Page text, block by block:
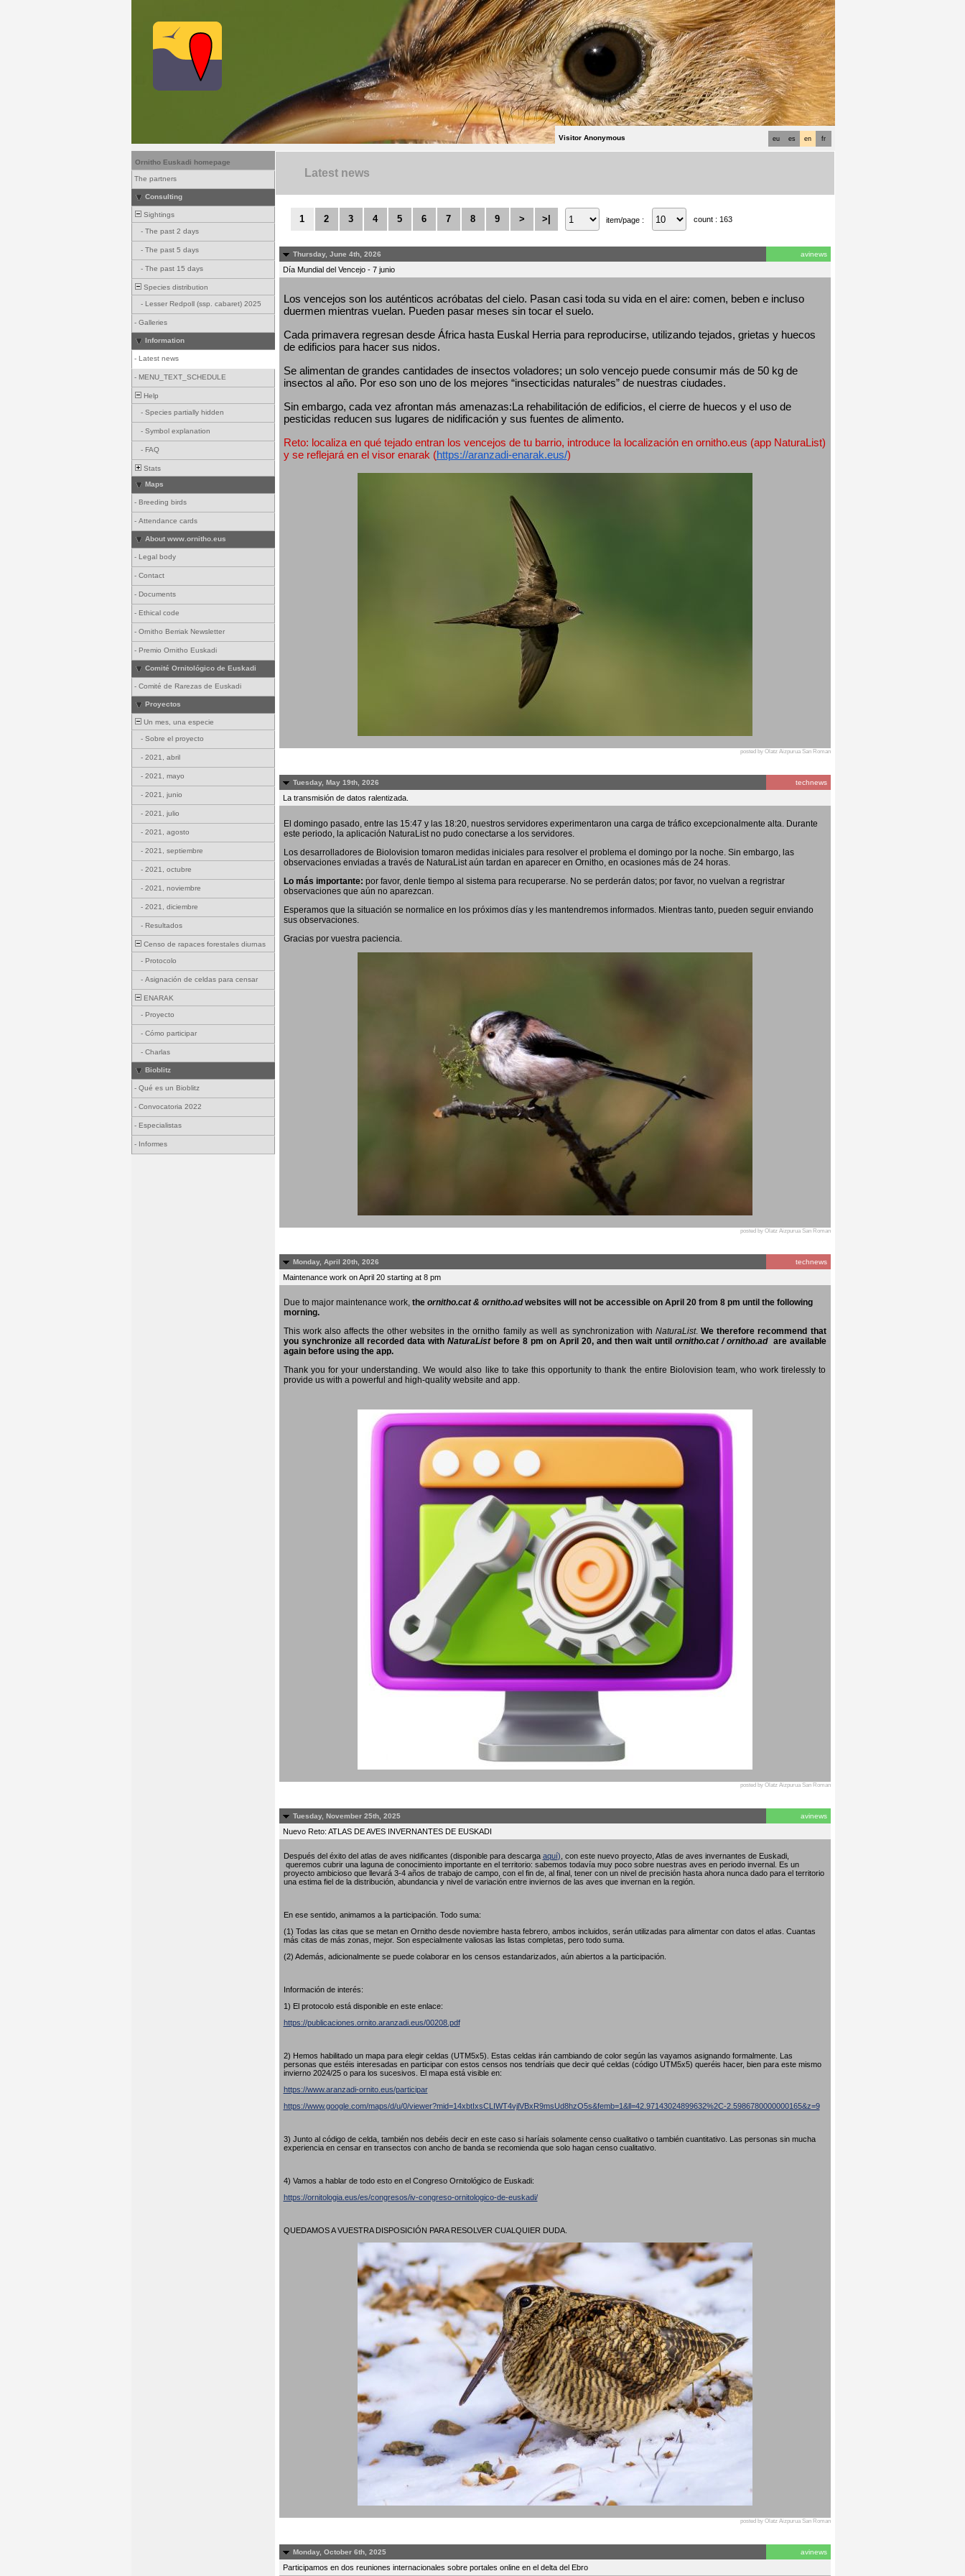
fr
en
es
eu
Visitor Anonymous
Ornitho Euskadi homepage
The partners
Consulting
Sightings
- The past 2 days
- The past 5 days
- The past 15 days
Species distribution
- Lesser Redpoll (ssp. cabaret) 2025
- Galleries
Information
- Latest news
- MENU_TEXT_SCHEDULE
Help
- Species partially hidden
- Symbol explanation
- FAQ
Stats
Maps
- Breeding birds
- Attendance cards
About www.ornitho.eus
- Legal body
- Contact
- Documents
- Ethical code
- Ornitho Berriak Newsletter
- Premio Ornitho Euskadi
Comité Ornitológico de Euskadi
- Comité de Rarezas de Euskadi
Proyectos
Un mes, una especie
- Sobre el proyecto
- 2021, abril
- 2021, mayo
- 2021, junio
- 2021, julio
- 2021, agosto
- 2021, septiembre
- 2021, octubre
- 2021, noviembre
- 2021, diciembre
- Resultados
Censo de rapaces forestales diurnas
- Protocolo
- Asignación de celdas para censar
ENARAK
- Proyecto
- Cómo participar
- Charlas
Bioblitz
- Qué es un Bioblitz
- Convocatoria 2022
- Especialistas
- Informes
Latest news
1 2 3 4 5 6 7 8 9 > >| item/page : count : 163
Thursday, June 4th, 2026 avinews
Día Mundial del Vencejo - 7 junio
Los vencejos son los auténticos acróbatas del cielo. Pasan casi toda su vida en el aire: comen, beben e incluso
duermen mientras vuelan. Pueden pasar meses sin tocar el suelo.
Cada primavera regresan desde África hasta Euskal Herria para reproducirse, utilizando tejados, grietas y huecos
de edificios para hacer sus nidos.
Se alimentan de grandes cantidades de insectos voladores; un solo vencejo puede consumir más de 50 kg de
insectos al año. Por eso son uno de los mejores “insecticidas naturales” de nuestras ciudades.
Sin embargo, cada vez afrontan más amenazas:La rehabilitación de edificios, el cierre de huecos y el uso de
pesticidas reducen sus lugares de nidificación y sus fuentes de alimento.
Reto: localiza en qué tejado entran los vencejos de tu barrio, introduce la localización en ornitho.eus (app NaturaList)
y se reflejará en el visor enarak (https://aranzadi-enarak.eus/)
posted by Olatz Aizpurua San Roman
Tuesday, May 19th, 2026 technews
La transmisión de datos ralentizada.
El domingo pasado, entre las 15:47 y las 18:20, nuestros servidores experimentaron una carga de tráfico excepcionalmente alta. Durante
este periodo, la aplicación NaturaList no pudo conectarse a los servidores.
Los desarrolladores de Biolovision tomaron medidas iniciales para resolver el problema el domingo por la noche. Sin embargo, las
observaciones enviadas a través de NaturaList aún tardan en aparecer en Ornitho, en ocasiones más de 24 horas.
Lo más importante: por favor, denle tiempo al sistema para recuperarse. No se perderán datos; por favor, no vuelvan a regristrar
observaciones que aún no aparezcan.
Esperamos que la situación se normalice en los próximos días y les mantendremos informados. Mientras tanto, pueden seguir enviando
sus observaciones.
Gracias por vuestra paciencia.
posted by Olatz Aizpurua San Roman
Monday, April 20th, 2026 technews
Maintenance work on April 20 starting at 8 pm
Due to major maintenance work, the ornitho.cat & ornitho.adwebsites will not be accessible on April 20 from 8 pm until the following
morning.
This work also affects the other websites in the ornitho family as well as synchronization withNaturaList.We therefore recommend that
you synchronize all recorded data with NaturaList before 8 pm on April 20, and then wait until ornitho.cat / ornitho.ad are available
again before using the app.
Thank you for your understanding. We would also like to take this opportunity to thank the entire Biolovision team, who work tirelessly to
provide us with a powerful and high-quality website and app.
posted by Olatz Aizpurua San Roman
Tuesday, November 25th, 2025 avinews
Nuevo Reto: ATLAS DE AVES INVERNANTES DE EUSKADI
Después del éxito del atlas de aves nidificantes (disponible para descarga aquí) , con este nuevo proyecto, Atlas de aves invernantes de Euskadi,
queremos cubrir una laguna de conocimiento importante en el territorio: sabemos todavía muy poco sobre nuestras aves en periodo invernal. Es un
proyecto ambicioso que llevará 3-4 años de trabajo de campo, con el fin de, al final, tener con un nivel de precisión hasta ahora nunca dado para el territorio
una estima fiel de la distribución, abundancia y nivel de variación entre inviernos de las aves que invernan en la región.
En ese sentido, animamos a la participación. Todo suma:
(1) Todas las citas que se metan en Ornitho desde noviembre hasta febrero, ambos incluidos, serán utilizadas para alimentar con datos el atlas. Cuantas
más citas de más zonas, mejor. Son especialmente valiosas las listas completas, pero todo suma.
(2) Además, adicionalmente se puede colaborar en los censos estandarizados, aún abiertos a la participación.
Información de interés:
1) El protocolo está disponible en este enlace:
https://publicaciones.ornito.aranzadi.eus/00208.pdf
2) Hemos habilitado un mapa para elegir celdas (UTM5x5). Estas celdas irán cambiando de color según las vayamos asignando formalmente. Las
personas que estéis interesadas en participar con estos censos nos tendríais que decir qué celdas (código UTM5x5) queréis hacer, bien para este mismo
invierno 2024/25 o para los sucesivos. El mapa está visible en:
https://www.aranzadi-ornito.eus/participar
https://www.google.com/maps/d/u/0/viewer?mid=14xbtIxsCLIWT4vjlVBxR9msUd8hzO5s&femb=1&ll=42.97143024899632%2C-2.5986780000000165&z=9
3) Junto al código de celda, también nos debéis decir en este caso si haríais solamente censo cualitativo o también cuantitativo. Las personas sin mucha
experiencia en censar en transectos con ancho de banda se recomienda que solo hagan censo cualitativo.
4) Vamos a hablar de todo esto en el Congreso Ornitológico de Euskadi:
https://ornitologia.eus/es/congresos/iv-congreso-ornitologico-de-euskadi/
QUEDAMOS A VUESTRA DISPOSICIÓN PARA RESOLVER CUALQUIER DUDA.
posted by Olatz Aizpurua San Roman
Monday, October 6th, 2025 avinews
Participamos en dos reuniones internacionales sobre portales online en el delta del Ebro